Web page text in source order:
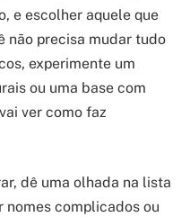
e escolher aquele que
não precisa mudar tudo
experimente um
ou uma base com
ver como faz
dê uma olhada na lista
complicados ou